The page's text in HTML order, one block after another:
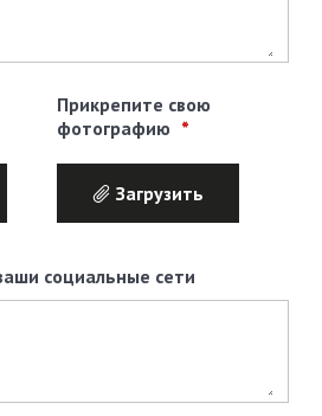
Прикрепите свою
фотографию
Загрузить
социальные сети